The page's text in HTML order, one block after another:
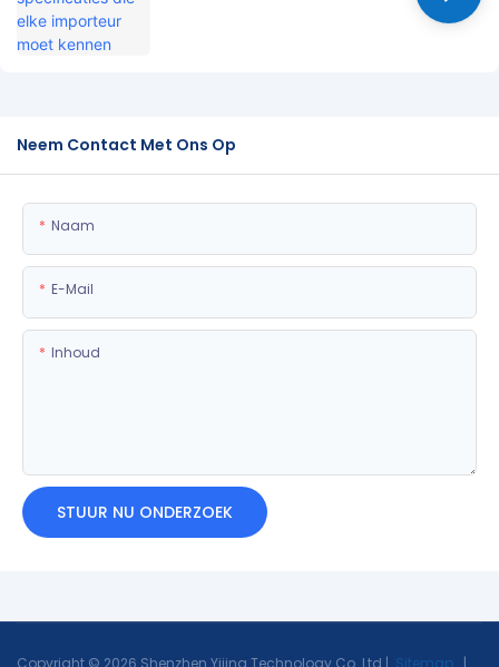
Neem Contact Met Ons Op
Naam
E-Mail
Inhoud
STUUR NU ONDERZOEK
Copyright © 2026 Shenzhen Yijing Technology Co. Ltd | Sitemap |